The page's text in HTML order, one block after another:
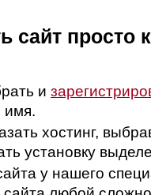
сайт просто
и
имя.
хостинг,
установку
у нашего